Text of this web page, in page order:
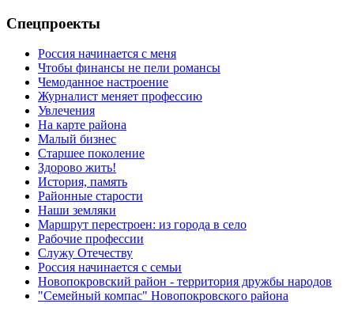
Спецпроекты
Россия начинается с меня
Чтобы финансы не пели романсы
Чемоданное настроение
Журналист меняет профессию
Увлечения
На карте района
Малый бизнес
Старшее поколение
Здорово жить!
История, память
Районные старости
Наши земляки
Маршрут перестроен: из города в село
Рабочие профессии
Служу Отечеству
Россия начинается с семьи
Новопокровский район - территория дружбы народов
"Семейный компас" Новопокровского района